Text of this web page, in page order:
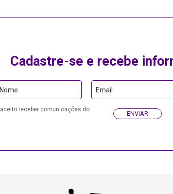
Cadastre-se e recebe
Email
aceito receber comunicações do
ENVIAR